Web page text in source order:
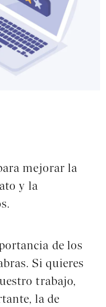
mejorar la
y la
de los
Si quieres
trabajo,
la de